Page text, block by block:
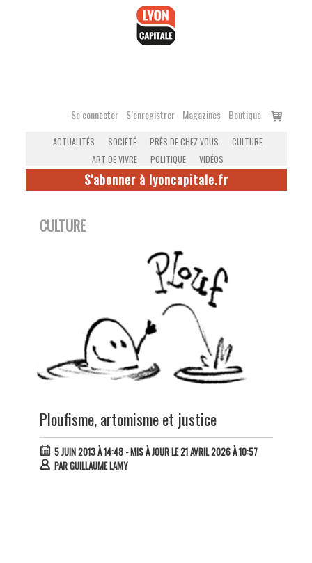
Se connecter S’enregistrer Magazines Boutique
Voir
ACTUALITÉS SOCIÉTÉ PRÈS DE CHEZ VOUS
CULTURE
ART DE VIVRE
POLITIQUE VIDÉOS
S'abonner à lyoncapitale.fr
CULTURE
Ploufisme, artomisme et justice
5 JUIN 2013 À 14:48- MIS À JOUR LE 21 AVRIL 2026 À 10:57
PARGUILLAUME LAMY